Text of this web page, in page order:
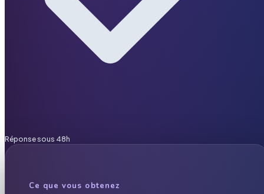
Réponse sous 48h
Ce que vous obtenez